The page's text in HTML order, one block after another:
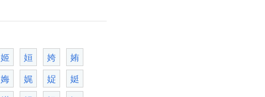
姬 姮 姱
姷
娒 娓 娖
娗